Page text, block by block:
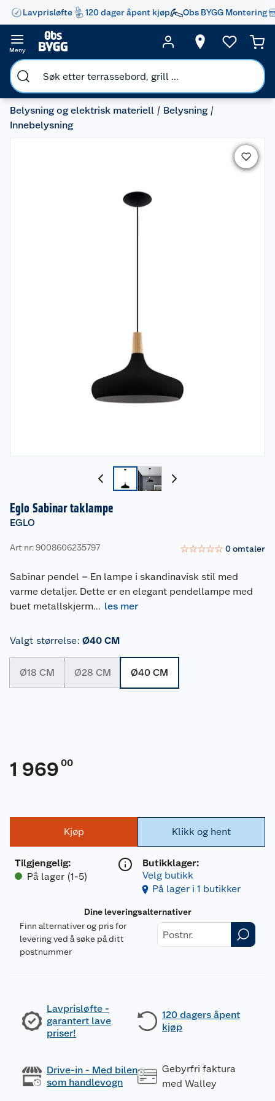
Lavprisløfte 120 dager åpent kjøp Obs BYGG Montering
Meny
Belysning og elektrisk materiell
Belysning
Innebelysning
Eglo Sabinar taklampe
EGLO
Art nr: 9008606235797 ☆☆☆☆☆ 0omtaler
Sabinar pendel – En lampe i skandinavisk stil med
varme detaljer. Dette er en elegant pendellampe med
buet metallskjerm... les mer
Valgt størrelse: Ø40 CM
Ø18 CM Ø28 CM Ø40 CM
1 969 00
Kjøp
Tilgjengelig:
På lager (1-5)
Klikk og hent
Butikklager:
Velg butikk
På lager i 1 butikker
Dine leveringsalternativer
Finn alternativer og pris for
levering ved å søke på ditt
postnummer
Lavprisløfte -
garantert lave
priser!
120 dagers åpent
kjøp
Drive-in - Med bilen
som handlevogn
Gebyrfri faktura
med Walley